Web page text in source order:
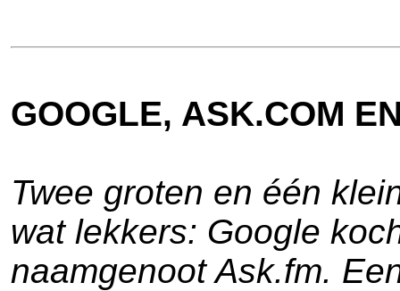
GOOGLE, ASK.COM
Twee groten en één
wat lekkers: Google
naamgenoot Ask.fm.